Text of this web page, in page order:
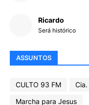
Ricardo
Será histórico
ASSUNTOS
CULTO 93 FM
Marcha para Jesus